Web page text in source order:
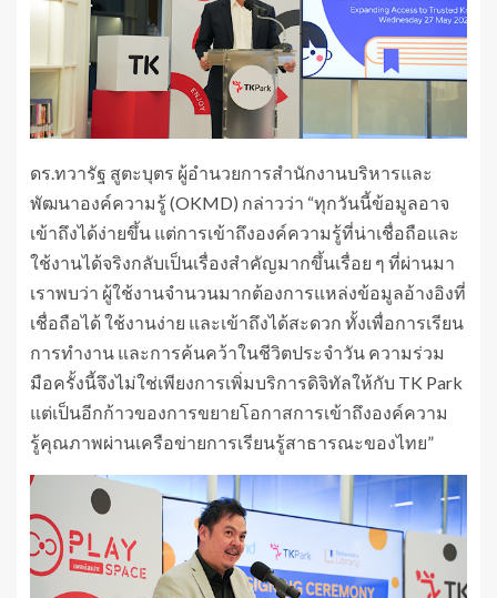
ดร.ทวารัฐ สูตะบุตร ผู้อำนวยการสำนักงานบริหารและ
พัฒนาองค์ความรู้ (OKMD) กล่าวว่า “ทุกวันนี้ข้อมูลอาจ
เข้าถึงได้ง่ายขึ้น แต่การเข้าถึงองค์ความรู้ที่น่าเชื่อถือและ
ใช้งานได้จริงกลับเป็นเรื่องสำคัญมากขึ้นเรื่อย ๆ ที่ผ่านมา
เราพบว่า ผู้ใช้งานจำนวนมากต้องการแหล่งข้อมูลอ้างอิงที่
เชื่อถือได้ ใช้งานง่าย และเข้าถึงได้สะดวก ทั้งเพื่อการเรียน
การทำงาน และการค้นคว้าในชีวิตประจำวัน ความร่วม
มือครั้งนี้จึงไม่ใช่เพียงการเพิ่มบริการดิจิทัลให้กับ TK Park
แต่เป็นอีกก้าวของการขยายโอกาสการเข้าถึงองค์ความ
รู้คุณภาพผ่านเครือข่ายการเรียนรู้สาธารณะของไทย”